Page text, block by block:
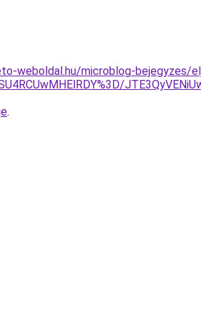
weboldal.hu/microblog-bejegyzes/
.